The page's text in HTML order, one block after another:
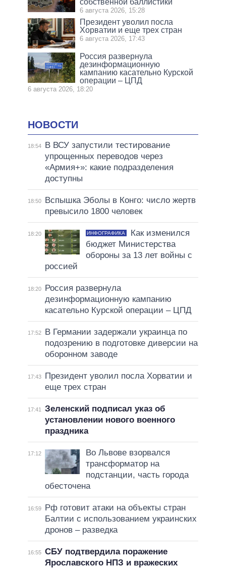
6 августа 2026, 15:28
Президент уволил посла
Хорватии и еще трех стран
6 августа 2026, 17:43
Россия развернула
дезинформационную
кампанию касательно Курской
операции – ЦПД
6 августа 2026, 18:20
НОВОСТИ
18:54
В ВСУ запустили тестирование
упрощенных переводов через
«Армия+»: какие подразделения
доступны
18:50
Вспышка Эболы в Конго: число жертв
превысило 1800 человек
18:20 ИНФОГРАФИКА
Как изменился
бюджет Министерства
обороны за 13 лет войны с
россией
18:20
Россия развернула
дезинформационную кампанию
касательно Курской операции – ЦПД
17:52
В Германии задержали украинца по
подозрению в подготовке диверсии на
оборонном заводе
17:43
Президент уволил посла Хорватии и
еще трех стран
17:41
Зеленский подписал указ об
установлении нового военного
праздника
17:12
Во Львове взорвался
трансформатор на
подстанции, часть города
обесточена
16:59
Рф готовит атаки на объекты стран
Балтии с использованием украинских
дронов – разведка
16:55 СБУ подтвердила поражение
Ярославского НПЗ и вражеских